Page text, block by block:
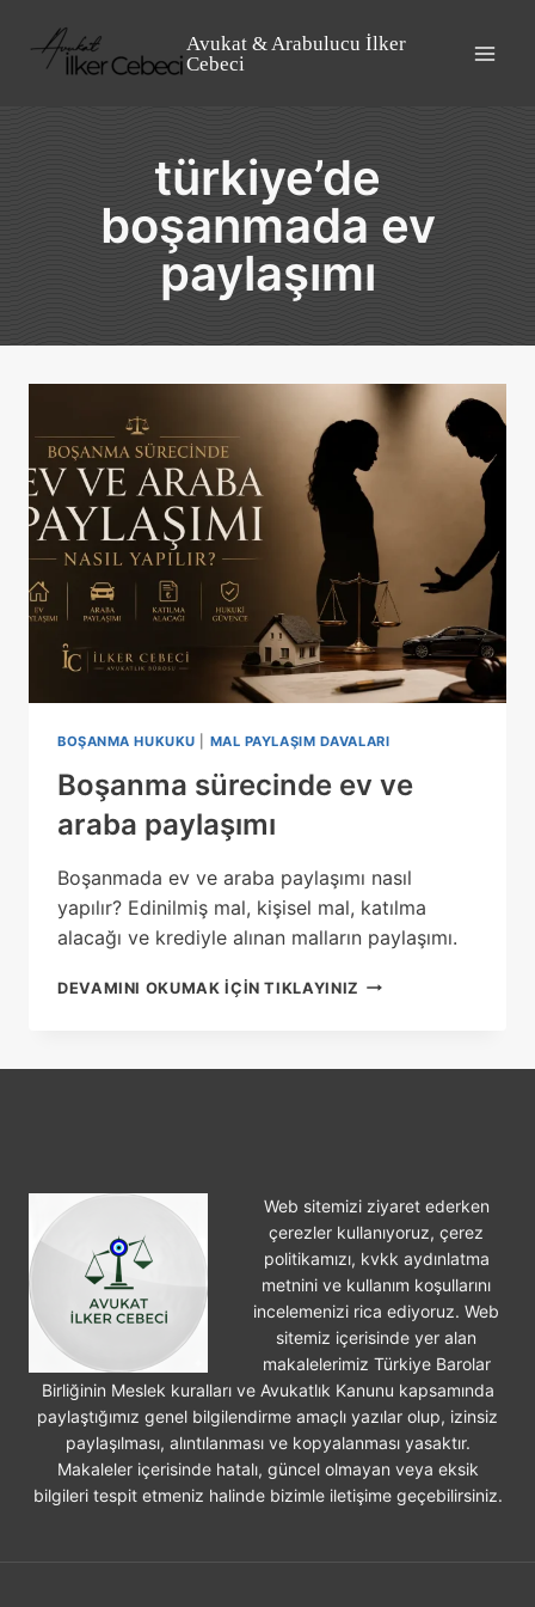
content
Avukat & Arabulucu İlker
Cebeci
türkiye’de
boşanmada ev
paylaşımı
BOŞANMA HUKUKU MAL PAYLAŞIM DAVALARI
Boşanma sürecinde ev ve
araba paylaşımı
Boşanmada ev ve araba paylaşımı nasıl
yapılır? Edinilmiş mal, kişisel mal, katılma
alacağı ve krediyle alınan malların paylaşımı.
DEVAMINI OKUMAK IÇIN TIKLAYINIZ BOŞANMA
Web sitemizi ziyaret ederken
çerezler kullanıyoruz, çerez
politikamızı, kvkk aydınlatma
metnini ve kullanım koşullarını
incelemenizi rica ediyoruz. Web
sitemiz içerisinde yer alan
makalelerimiz Türkiye Barolar
Birliğinin Meslek kuralları ve Avukatlık Kanunu kapsamında
paylaştığımız genel bilgilendirme amaçlı yazılar olup, izinsiz
paylaşılması, alıntılanması ve kopyalanması yasaktır.
Makaleler içerisinde hatalı, güncel olmayan veya eksik
bilgileri tespit etmeniz halinde bizimle iletişime geçebilirsiniz.